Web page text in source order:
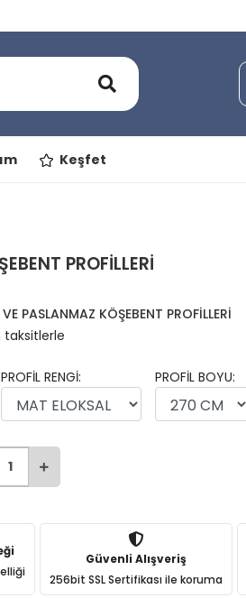
Keşfet
PROFİLLERİ
PASLANMAZ KÖŞEBENT PROFİLLERİ
taksitlerle
PROFİL RENGİ: PROFİL BOYU:
Güvenli Alışveriş
256bit SSL Sertifikası ile koruma